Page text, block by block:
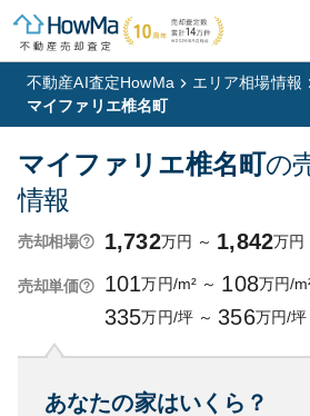
不動産AI査定HowMa エリア相場情報
マイファリエ椎名町
マイファリエ椎名町の
情報
売却相場 1,732万円 ～ 1,842万円
売却単価 101万円/m² ～ 108万円/
335万円/坪 ～ 356万円/坪
あなたの家はいくら？